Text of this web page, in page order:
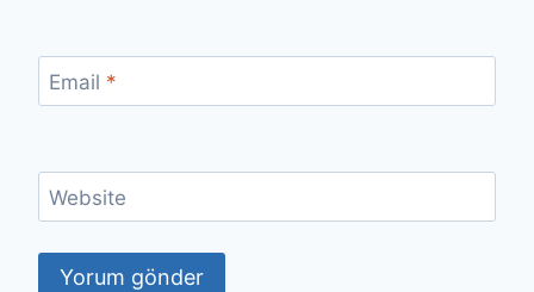
Email *
Website